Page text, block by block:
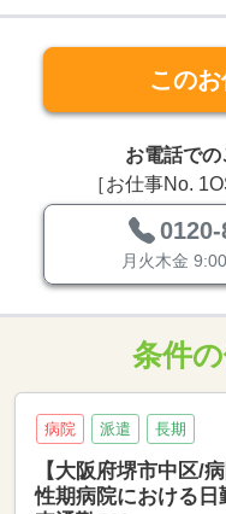
この
お電話で
［お仕事No.
月火木金
条件
病院 派遣 長期
【大阪府堺市中区/
性期病院における日